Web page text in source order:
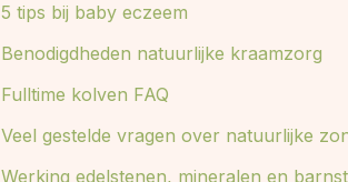
5 tips bij baby eczeem
Benodigdheden natuurlijke kraamzorg
Fulltime kolven FAQ
Veel gestelde vragen over natuurlijke
Werking edelstenen, mineralen en